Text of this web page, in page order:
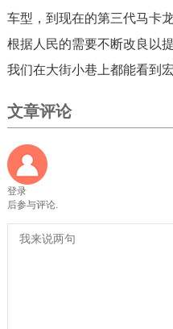
车型，到现在的第三代马卡
根据人民的需要不断改良以
我们在大街小巷上都能看到
文章评论
登录
后参与评论.